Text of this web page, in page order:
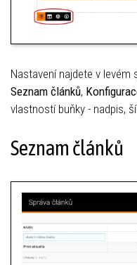
Nastavení najdete v
Seznam článků,
vlastností buňky - nadpis,
Seznam článků